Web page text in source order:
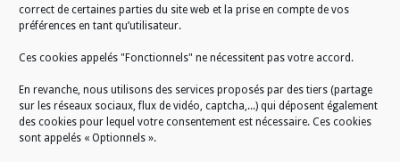
correct de certaines parties du site web et la prise en compte de vos
préférences en tant qu’utilisateur.
Ces cookies appelés "Fonctionnels" ne nécessitent pas votre accord.
En revanche, nous utilisons des services proposés par des tiers (partage
sur les réseaux sociaux, flux de vidéo, captcha,...) qui déposent également
des cookies pour lequel votre consentement est nécessaire. Ces cookies
sont appelés « Optionnels ».
RÉALISATION